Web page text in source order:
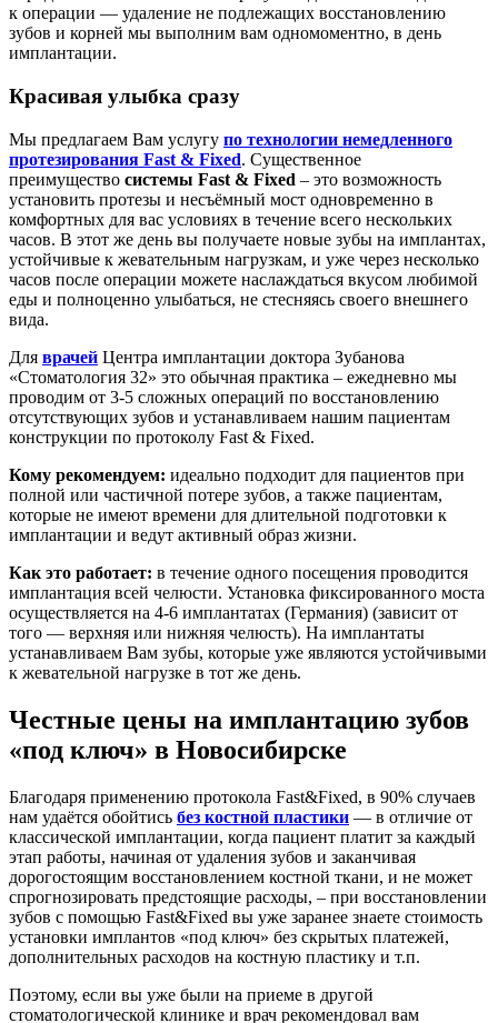
к операции — удаление не подлежащих восстановлению
зубов и корней мы выполним вам одномоментно, в день
имплантации.
Красивая улыбка сразу
Мы предлагаем Вам услугу по технологии немедленного
протезирования Fast & Fixed. Существенное
преимущество системы Fast & Fixed – это возможность
установить протезы и несъёмный мост одновременно в
комфортных для вас условиях в течение всего нескольких
часов. В этот же день вы получаете новые зубы на имплантах,
устойчивые к жевательным нагрузкам, и уже через несколько
часов после операции можете наслаждаться вкусом любимой
еды и полноценно улыбаться, не стесняясь своего внешнего
вида.
Для врачей Центра имплантации доктора Зубанова
«Стоматология 32» это обычная практика – ежедневно мы
проводим от 3-5 сложных операций по восстановлению
отсутствующих зубов и устанавливаем нашим пациентам
конструкции по протоколу Fast & Fixed.
Кому рекомендуем: идеально подходит для пациентов при
полной или частичной потере зубов, а также пациентам,
которые не имеют времени для длительной подготовки к
имплантации и ведут активный образ жизни.
Как это работает: в течение одного посещения проводится
имплантация всей челюсти. Установка фиксированного моста
осуществляется на 4-6 имплантатах (Германия) (зависит от
того — верхняя или нижняя челюсть). На имплантаты
устанавливаем Вам зубы, которые уже являются устойчивыми
к жевательной нагрузке в тот же день.
Честные цены на имплантацию зубов
«под ключ» в Новосибирске
Благодаря применению протокола Fast&Fixed, в 90% случаев
нам удаётся обойтись без костной пластики — в отличие от
классической имплантации, когда пациент платит за каждый
этап работы, начиная от удаления зубов и заканчивая
дорогостоящим восстановлением костной ткани, и не может
спрогнозировать предстоящие расходы, – при восстановлении
зубов с помощью Fast&Fixed вы уже заранее знаете стоимость
установки имплантов «под ключ» без скрытых платежей,
дополнительных расходов на костную пластику и т.п.
Поэтому, если вы уже были на приеме в другой
стоматологической клинике и врач рекомендовал вам